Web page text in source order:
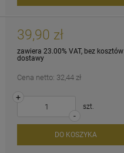
39,90 zł
zawiera 23.00% VAT, bez kosztów
dostawy
Cena netto: 32,44 zł
-
+
szt.
DO KOSZYKA